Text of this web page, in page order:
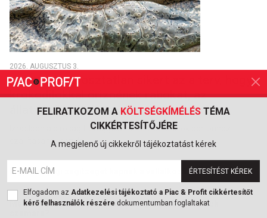
FELIRATKOZOM A KÖLTSÉGKÍMÉLÉS TÉMA
CIKKÉRTESÍTŐJÉRE
A megjelenő új cikkekről tájékoztatást kérek
ÉRTESÍTÉST KÉREK
Elfogadom az Adatkezelési tájékoztató a Piac & Profit cikkértesítőt
kérő felhasználók részére dokumentumban foglaltakat
2026. AUGUSZTUS 3.
Nem aratott osztatlan sikert az a terv, hogy
krokodilokkal őriznének rabokat, az
állatvédők tiltakoznak
Izraelben a bíróság felfüggesztette a krokodilok börtönhöz
szállításának tervét.
Ingyenes jogi segítséget kapnak a vállalkozások
2026. JÚLIUS 29.
Mely országok a legjobbak és a legrosszabbak a nők